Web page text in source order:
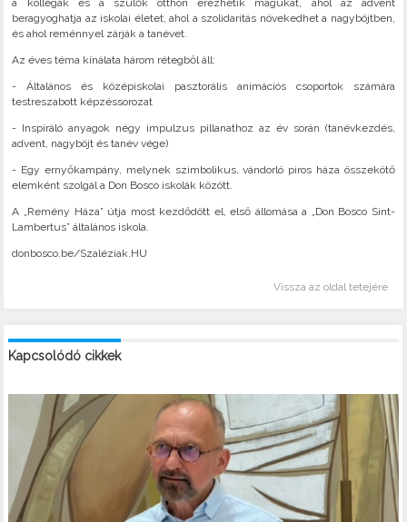
a kollégák és a szülők otthon érezhetik magukat, ahol az advent
beragyoghatja az iskolai életet, ahol a szolidaritás növekedhet a nagyböjtben,
és ahol reménnyel zárják a tanévet.
Az éves téma kínálata három rétegből áll:
- Általános és középiskolai pasztorális animációs csoportok számára
testreszabott képzéssorozat
- Inspiráló anyagok négy impulzus pillanathoz az év során (tanévkezdés,
advent, nagyböjt és tanév vége)
- Egy ernyőkampány, melynek szimbolikus, vándorló piros háza összekötő
elemként szolgál a Don Bosco iskolák között.
A „Remény Háza” útja most kezdődött el, első állomása a „Don Bosco Sint-
Lambertus” általános iskola.
donbosco.be/Szaléziak.HU
Vissza az oldal tetejére
Kapcsolódó cikkek